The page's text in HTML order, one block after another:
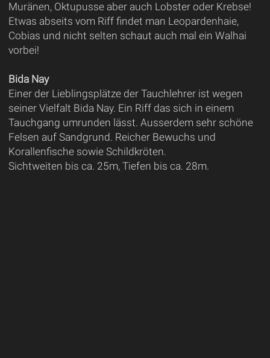
Muränen, Oktupusse aber auch Lobster oder Krebse!
Etwas abseits vom Riff findet man Leopardenhaie,
Cobias und nicht selten schaut auch mal ein Walhai
vorbei!
Bida Nay
Einer der Lieblingsplätze der Tauchlehrer ist wegen
seiner Vielfalt Bida Nay. Ein Riff das sich in einem
Tauchgang umrunden lässt. Ausserdem sehr schöne
Felsen auf Sandgrund. Reicher Bewuchs und
Korallenfische sowie Schildkröten.
Sichtweiten bis ca. 25m, Tiefen bis ca. 28m.